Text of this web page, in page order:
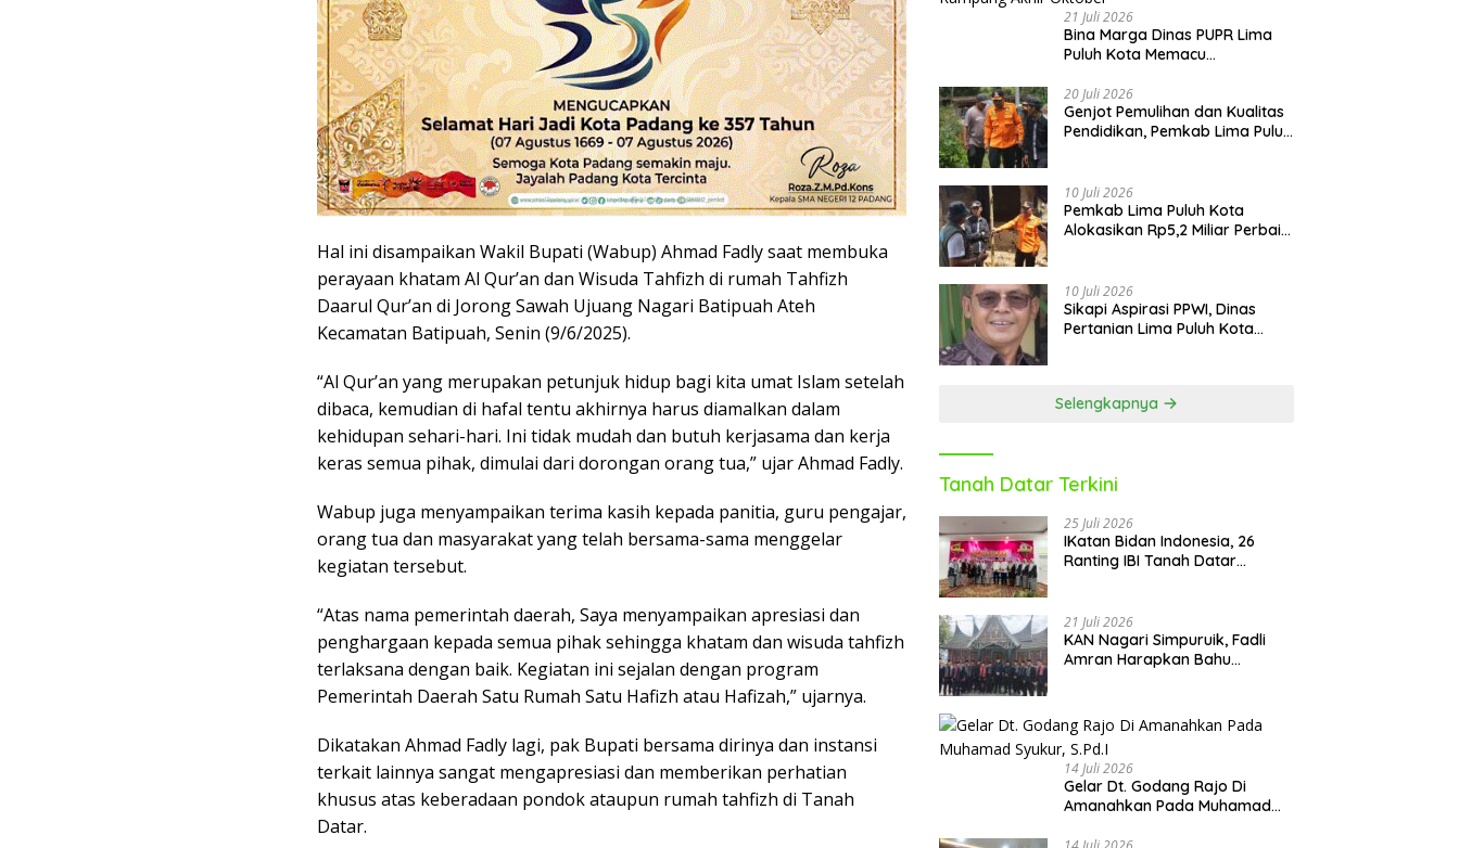
Hal ini disampaikan Wakil Bupati (Wabup) Ahmad Fadly saat membuka
perayaan khatam Al Qur’an dan Wisuda Tahfizh di rumah Tahfizh
Daarul Qur’an di Jorong Sawah Ujuang Nagari Batipuah Ateh
Kecamatan Batipuah, Senin (9/6/2025).
“Al Qur’an yang merupakan petunjuk hidup bagi kita umat Islam setelah
dibaca, kemudian di hafal tentu akhirnya harus diamalkan dalam
kehidupan sehari-hari. Ini tidak mudah dan butuh kerjasama dan kerja
keras semua pihak, dimulai dari dorongan orang tua,” ujar Ahmad Fadly.
Wabup juga menyampaikan terima kasih kepada panitia, guru pengajar,
orang tua dan masyarakat yang telah bersama-sama menggelar
kegiatan tersebut.
“Atas nama pemerintah daerah, Saya menyampaikan apresiasi dan
penghargaan kepada semua pihak sehingga khatam dan wisuda tahfizh
terlaksana dengan baik. Kegiatan ini sejalan dengan program
Pemerintah Daerah Satu Rumah Satu Hafizh atau Hafizah,” ujarnya.
Dikatakan Ahmad Fadly lagi, pak Bupati bersama dirinya dan instansi
terkait lainnya sangat mengapresiasi dan memberikan perhatian
khusus atas keberadaan pondok ataupun rumah tahfizh di Tanah
Datar.
21 Juli 2026
Bina Marga Dinas PUPR Lima
Puluh Kota Memacu
Targetkan Rampung Akhir
Oktober
20 Juli 2026
Genjot Pemulihan dan Kualitas
Pendidikan, Pemkab Lima Puluh
Reguler
10 Juli 2026
Pemkab Lima Puluh Kota
Alokasikan Rp5,2 Miliar Perbaiki
10 Juli 2026
Sikapi Aspirasi PPWI, Dinas
Pertanian Lima Puluh Kota
Selengkapnya
Tanah Datar Terkini
25 Juli 2026
IKatan Bidan Indonesia, 26
Ranting IBI Tanah Datar
21 Juli 2026
KAN Nagari Simpuruik, Fadli
Amran Harapkan Bahu
14 Juli 2026
Gelar Dt. Godang Rajo Di
Amanahkan Pada Muhamad